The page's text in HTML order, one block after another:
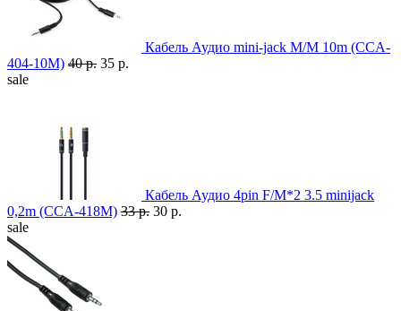
Кабель Аудио mini-jack M/M 10m (CCA-
404-10M) 40 р. 35 р.
sale
Кабель Аудио 4pin F/M*2 3.5 minijack
0,2m (CCA-418M) 33 р. 30 р.
sale